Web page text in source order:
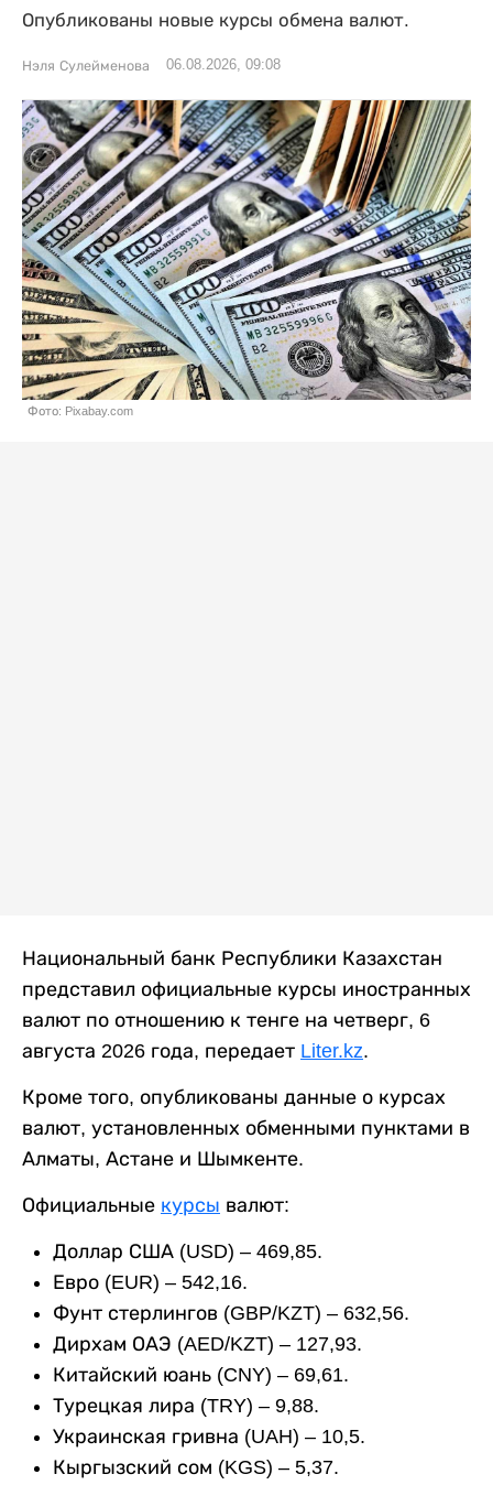
Опубликованы новые курсы обмена валют.
Нэля Сулейменова 06.08.2026, 09:08
Фото: Pixabay.com
Национальный банк Республики Казахстан
представил официальные курсы иностранных
валют по отношению к тенге на четверг, 6
августа 2026 года, передает Liter.kz.
Кроме того, опубликованы данные о курсах
валют, установленных обменными пунктами в
Алматы, Астане и Шымкенте.
Официальные курсы валют:
Доллар США (USD) – 469,85.
Евро (EUR) – 542,16.
Фунт стерлингов (GBP/KZT) – 632,56.
Дирхам ОАЭ (AED/KZT) – 127,93.
Китайский юань (CNY) – 69,61.
Турецкая лира (TRY) – 9,88.
Украинская гривна (UAH) – 10,5.
Кыргызский сом (KGS) – 5,37.